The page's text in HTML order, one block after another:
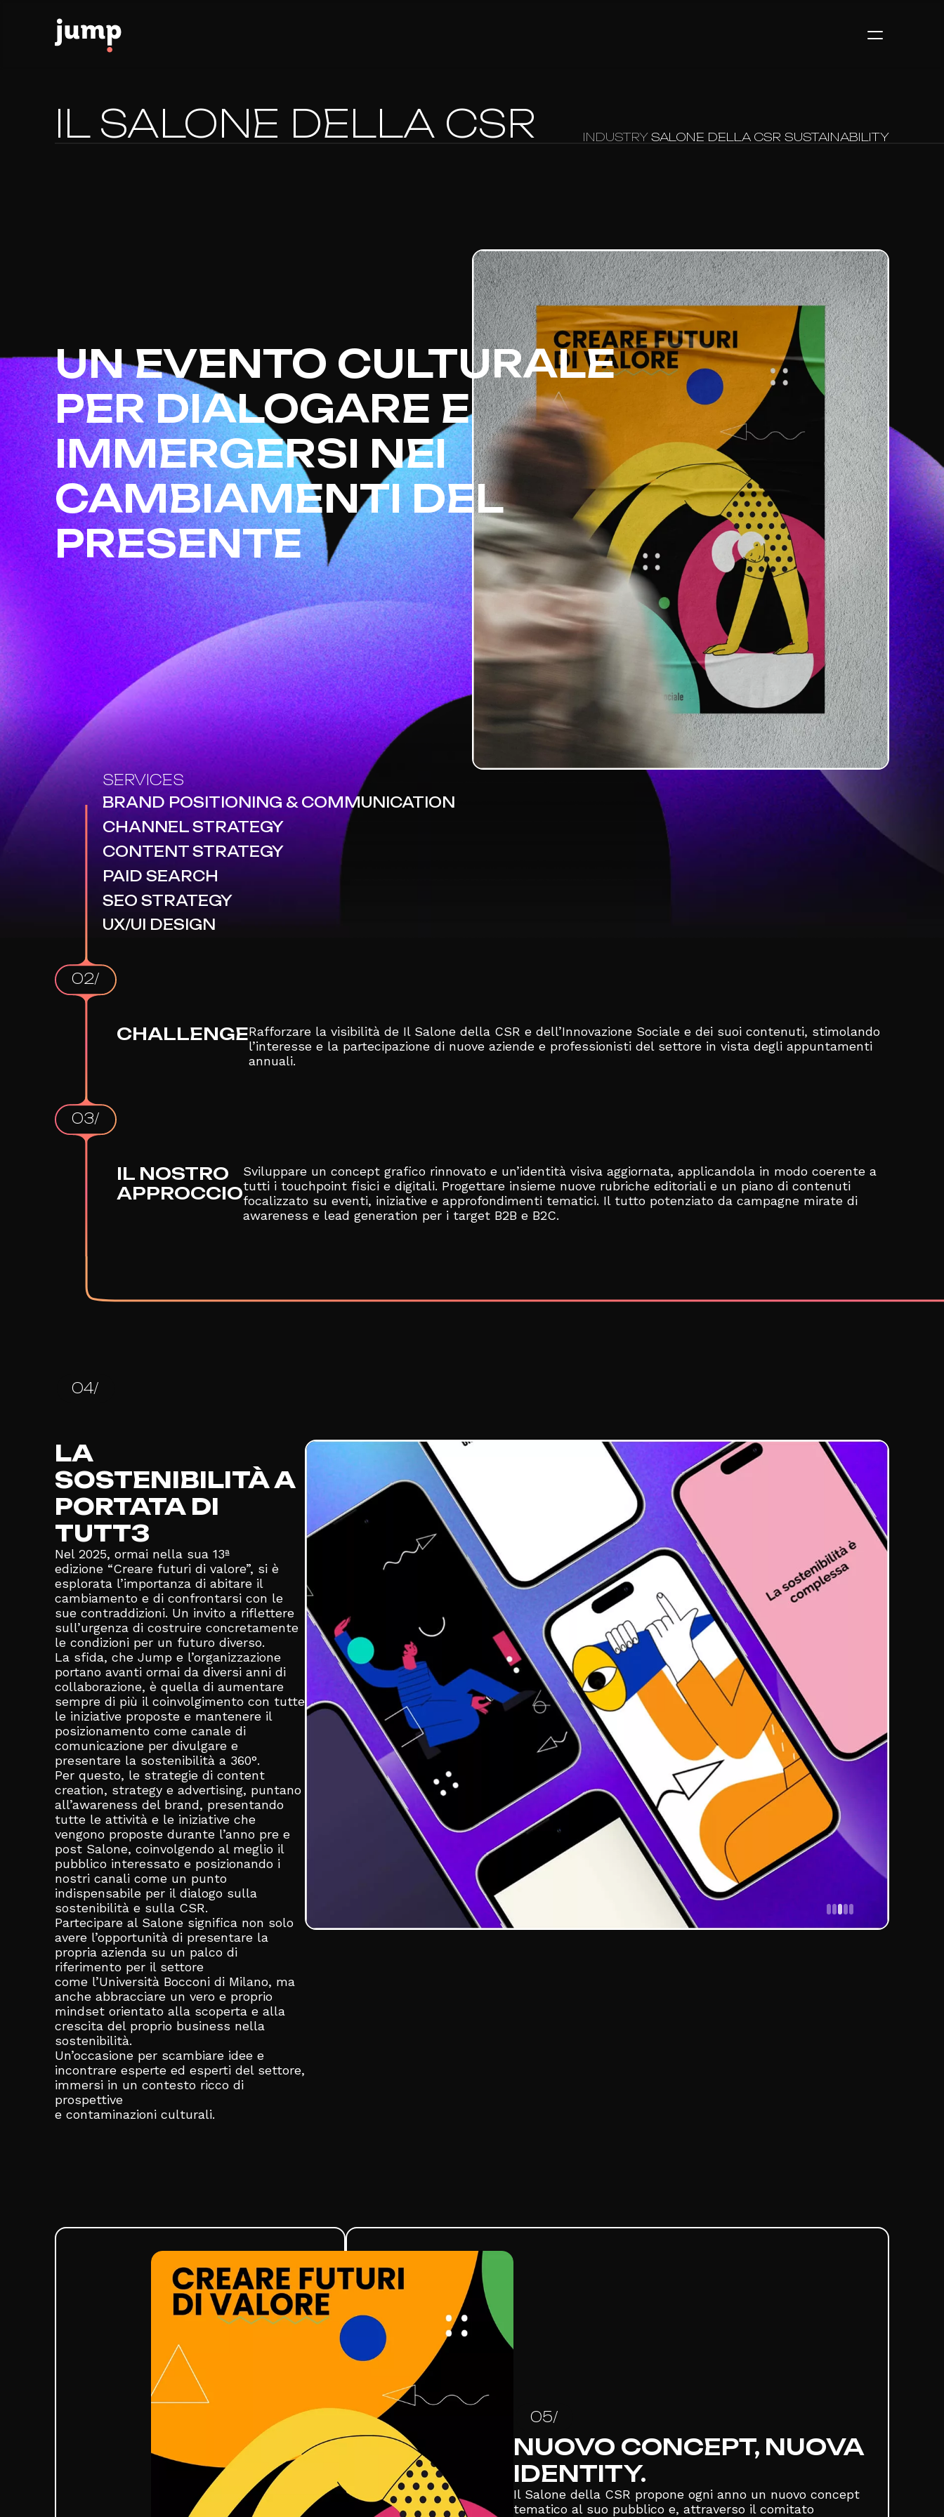
IL SALONE DELLA CSR INDUSTRYSALONE DELLA CSR SUSTAINABILITY
UN EVENTO CULTURALE
PER DIALOGARE E
IMMERGERSI NEI
CAMBIAMENTI DEL
PRESENTE
SERVICES
BRAND POSITIONING & COMMUNICATION
CHANNEL STRATEGY
CONTENT STRATEGY
PAID SEARCH
SEO STRATEGY
UX/UI DESIGN
02/
CHALLENGERafforzare la visibilità de Il Salone della CSR e dell’Innovazione Sociale e dei suoi contenuti, stimolando
l’interesse e la partecipazione di nuove aziende e professionisti del settore in vista degli appuntamenti
annuali.
03/
IL NOSTRO
APPROCCIO
Sviluppare un concept grafico rinnovato e un’identità visiva aggiornata, applicandola in modo coerente a
tutti i touchpoint fisici e digitali. Progettare insieme nuove rubriche editoriali e un piano di contenuti
focalizzato su eventi, iniziative e approfondimenti tematici. Il tutto potenziato da campagne mirate di
awareness e lead generation per i target B2B e B2C.
04/
LA
SOSTENIBILITÀ A
PORTATA DI
TUTT3
Nel 2025, ormai nella sua 13ª
edizione “Creare futuri di valore”, si è
esplorata l’importanza di abitare il
cambiamento e di confrontarsi con le
sue contraddizioni. Un invito a riflettere
sull’urgenza di costruire concretamente
le condizioni per un futuro diverso.
La sfida, che Jump e l’organizzazione
portano avanti ormai da diversi anni di
collaborazione, è quella di aumentare
sempre di più il coinvolgimento con tutte
le iniziative proposte e mantenere il
posizionamento come canale di
comunicazione per divulgare e
presentare la sostenibilità a 360°.
Per questo, le strategie di content
creation, strategy e advertising, puntano
all’awareness del brand, presentando
tutte le attività e le iniziative che
vengono proposte durante l’anno pre e
post Salone, coinvolgendo al meglio il
pubblico interessato e posizionando i
nostri canali come un punto
indispensabile per il dialogo sulla
sostenibilità e sulla CSR.
Partecipare al Salone significa non solo
avere l’opportunità di presentare la
propria azienda su un palco di
riferimento per il settore
come l’Università Bocconi di Milano, ma
anche abbracciare un vero e proprio
mindset orientato alla scoperta e alla
crescita del proprio business nella
sostenibilità.
Un’occasione per scambiare idee e
incontrare esperte ed esperti del settore,
immersi in un contesto ricco di
prospettive
e contaminazioni culturali.
05/
NUOVO CONCEPT, NUOVA
IDENTITY.
Il Salone della CSR propone ogni anno un nuovo concept
tematico al suo pubblico e, attraverso il comitato